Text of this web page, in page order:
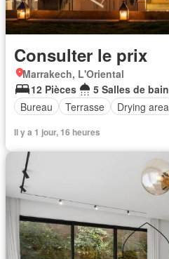
Consulter le prix
Marrakech, L'Oriental
12 Pièces
5 Salles de bain
Bureau
Terrasse Drying area
Il y a 1 jour, 16 heures